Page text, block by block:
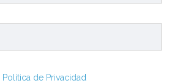
Política de Privacidad